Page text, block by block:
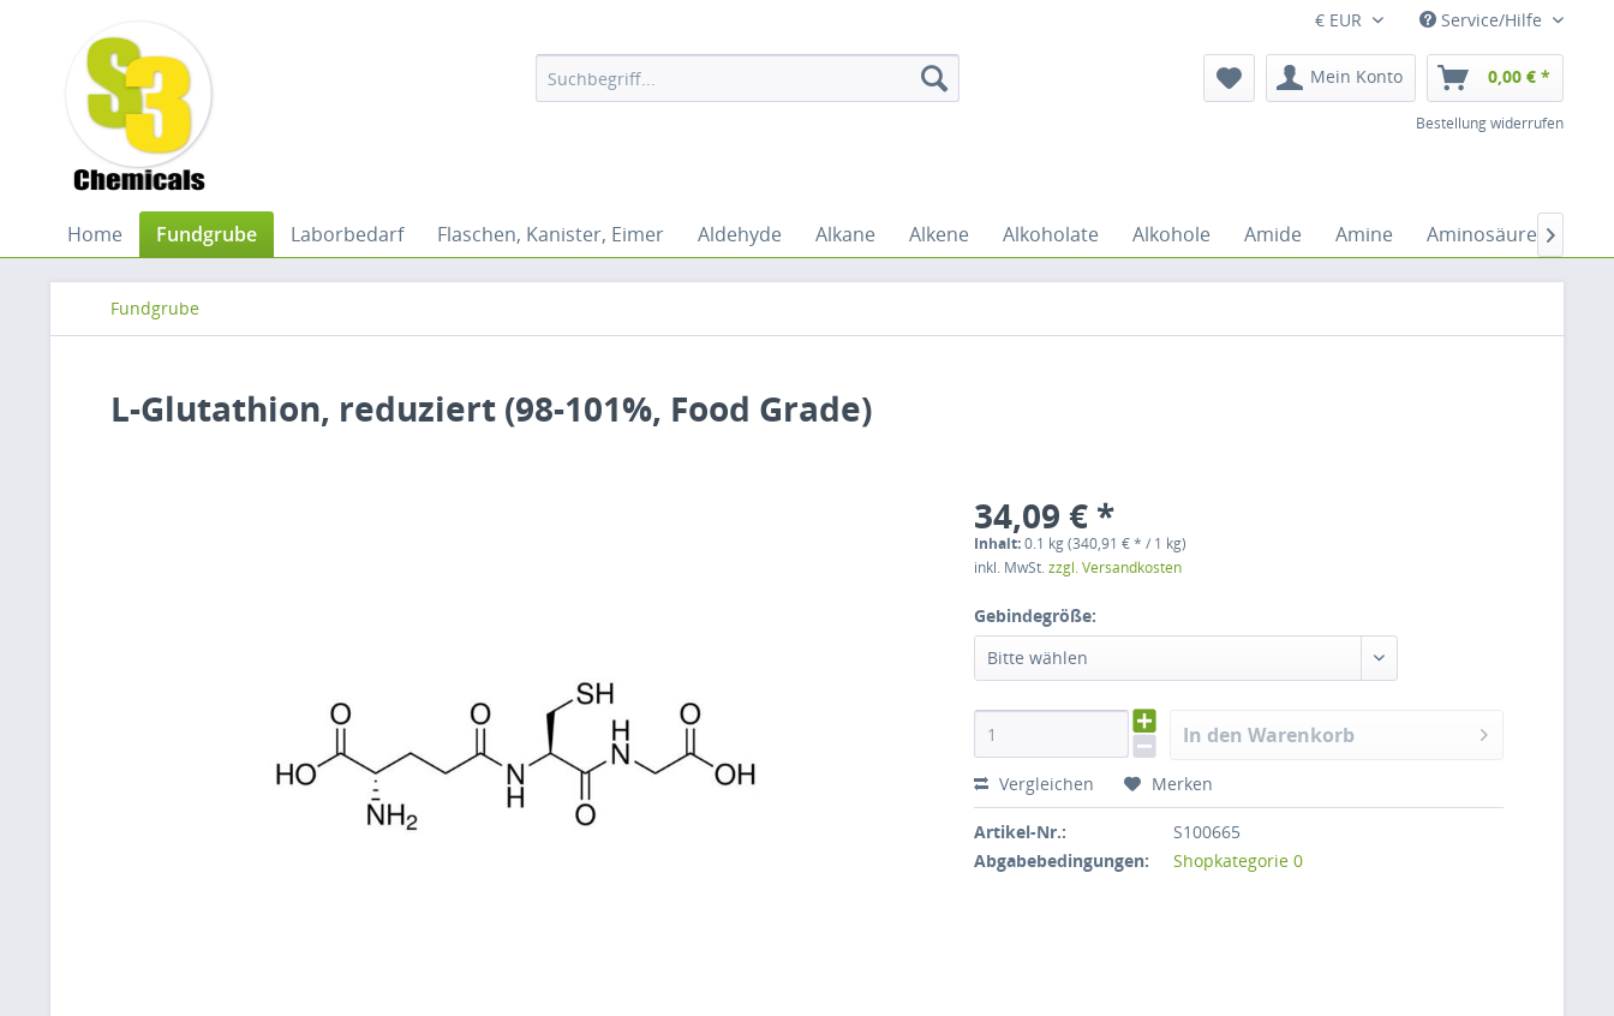
€ EUR Service/Hilfe
Mein Konto 0,00 € *
Bestellung widerrufen
Home Fundgrube Laborbedarf Flaschen, Kanister, Eimer Aldehyde Alkane Alkene Alkoholate Alkohole Amide Amine Aminosäuren
Fundgrube
L-Glutathion, reduziert (98-101%, Food Grade)
34,09 € *
Inhalt:0.1 kg (340,91 € * / 1 kg)
inkl. MwSt.zzgl. Versandkosten
Gebindegröße:
Bitte wählen
In den Warenkorb
Vergleichen Merken
Artikel-Nr.:
S100665
Abgabebedingungen:
Shopkategorie 0